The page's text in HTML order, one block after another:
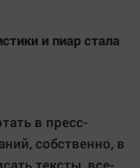
и пиар стала
в пресс-
собственно, в
тексты, все-